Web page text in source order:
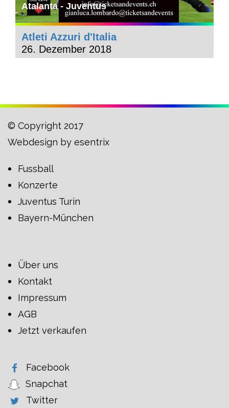
Atalanta - Juventus
Atleti Azzuri d'Italia
26. Dezember 2018
© Copyright 2017
Webdesign by esentrix
Fussball
Konzerte
Juventus Turin
Bayern-München
Über uns
Kontakt
Impressum
AGB
Jetzt verkaufen
Facebook
Snapchat
Twitter